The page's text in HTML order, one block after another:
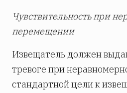
Чувствительность при
перемещении
Извещатель должен
тревоге при
стандартной цели к